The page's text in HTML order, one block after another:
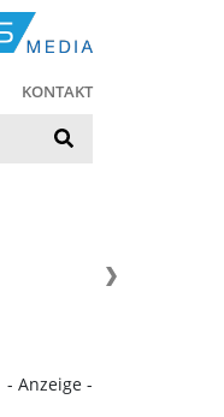
KONTAKT
- Anzeige -